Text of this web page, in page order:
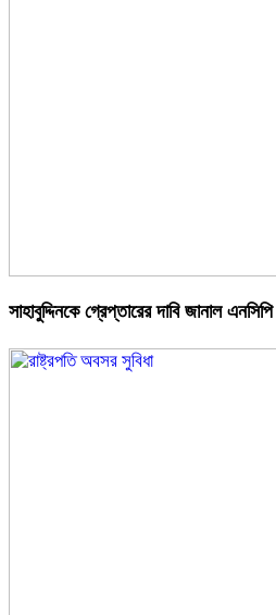
সাহাবুদ্দিনকে গ্রেপ্তারের দাবি জানাল এনসিপি